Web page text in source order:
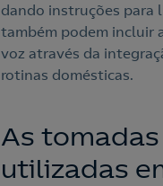
dando instruções para
também podem incluir
voz através da
rotinas domésticas.
As
utilizadas